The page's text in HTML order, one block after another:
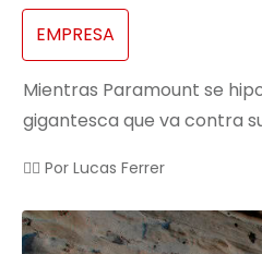
EMPRESA
Mientras Paramount se
gigantesca que va contra
✍🏻 Por Lucas Ferrer